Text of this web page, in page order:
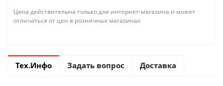
Цена действительна только для интернет-магазина и может
отличаться от цен в розничных магазинах
Тех.Инфо Задать вопрос Доставка